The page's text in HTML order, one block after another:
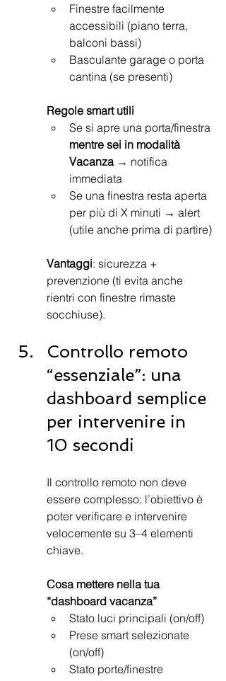
Finestre facilmente
accessibili (piano terra,
balconi bassi)
Basculante garage o porta
cantina (se presenti)
Regole smart utili
Se si apre una porta/finestra
mentre sei in modalità
Vacanza → notifica
immediata
Se una finestra resta aperta
per più di X minuti → alert
(utile anche prima di partire)
Vantaggi: sicurezza +
prevenzione (ti evita anche
rientri con finestre rimaste
socchiuse).
Controllo remoto
“essenziale”: una
dashboard semplice
per intervenire in
10 secondi
Il controllo remoto non deve
essere complesso: l’obiettivo è
poter verificare e intervenire
velocemente su 3–4 elementi
chiave.
Cosa mettere nella tua
“dashboard vacanza”
Stato luci principali (on/off)
Prese smart selezionate
(on/off)
Stato porte/finestre